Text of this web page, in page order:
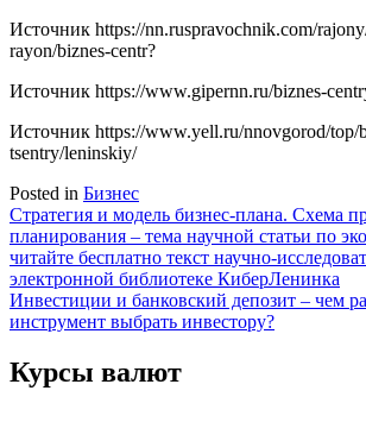
Источник https://nn.ruspravochnik.com/
rayon/biznes-centr?
Источник https://www.gipernn.ru/biznes-
Источник https://www.yell.ru/nnovgorod/top/
tsentry/leninskiy/
Posted in Бизнес
Навигация
по
записям
Стратегия и модель бизнес-плана. Схема
планирования – тема научной статьи по
читайте бесплатно текст научно-
электронной библиотеке КиберЛенинка
Инвестиции и банковский депозит – чем
инструмент выбрать инвестору?
Курсы валют